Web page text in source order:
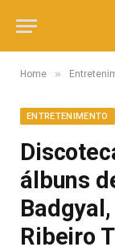
Home »
ENTRETENIMENTO
álbuns
Ribeiro